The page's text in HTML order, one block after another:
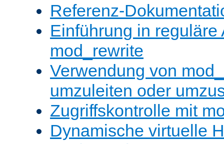
Referenz-
Einführung in reguläre
mod_rewrite
Verwendung von
umzuleiten oder
Zugriffskontrolle mit
Dynamische virtuelle